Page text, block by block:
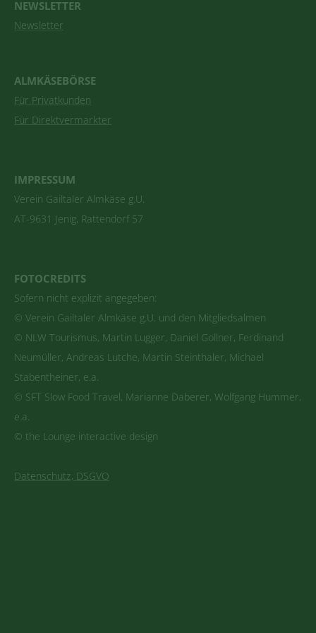
NEWSLETTER
Newsletter
ALMKÄSEBÖRSE
Für Privatkunden
Für Direktvermarkter
IMPRESSUM
Verein Gailtaler Almkäse g.U.
AT-9631 Jenig, Rattendorf 57
FOTOCREDITS
Sofern nicht explizit angegeben:
© Verein Gailtaler Almkäse g.U. und den Mitgliedsalmen
© NLW Tourismus, Martin Lugger, Daniel Gollner, Ferdinand
Neumüller, Andreas Lutche, Martin Steinthaler, Michael
Stabentheiner, e.a.
© SFT Slow Food Travel, Marianne Daberer, Wolfgang Hummer,
e.a.
© the Lounge interactive design
Datenschutz, DSGVO